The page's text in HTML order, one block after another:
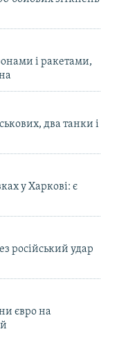
і ракетами,
два танки і
у Харкові: є
російський удар
євро на